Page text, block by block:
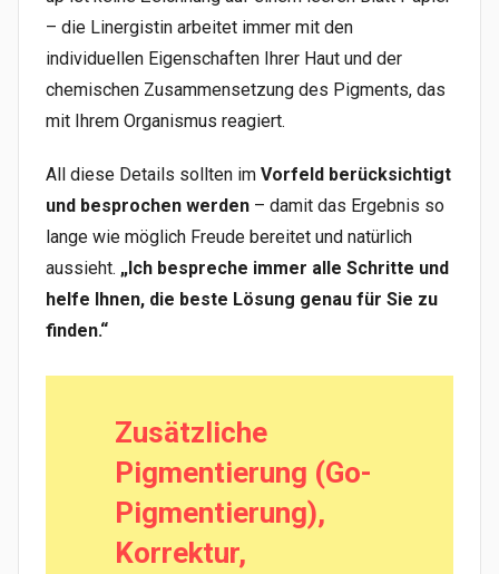
– die Linergistin arbeitet immer mit den
individuellen Eigenschaften Ihrer Haut und der
chemischen Zusammensetzung des Pigments, das
mit Ihrem Organismus reagiert.
All diese Details sollten im Vorfeld berücksichtigt
und besprochen werden – damit das Ergebnis so
lange wie möglich Freude bereitet und natürlich
aussieht. „Ich bespreche immer alle Schritte und
helfe Ihnen, die beste Lösung genau für Sie zu
finden.“
Zusätzliche
Pigmentierung (Go-
Pigmentierung),
Korrektur,